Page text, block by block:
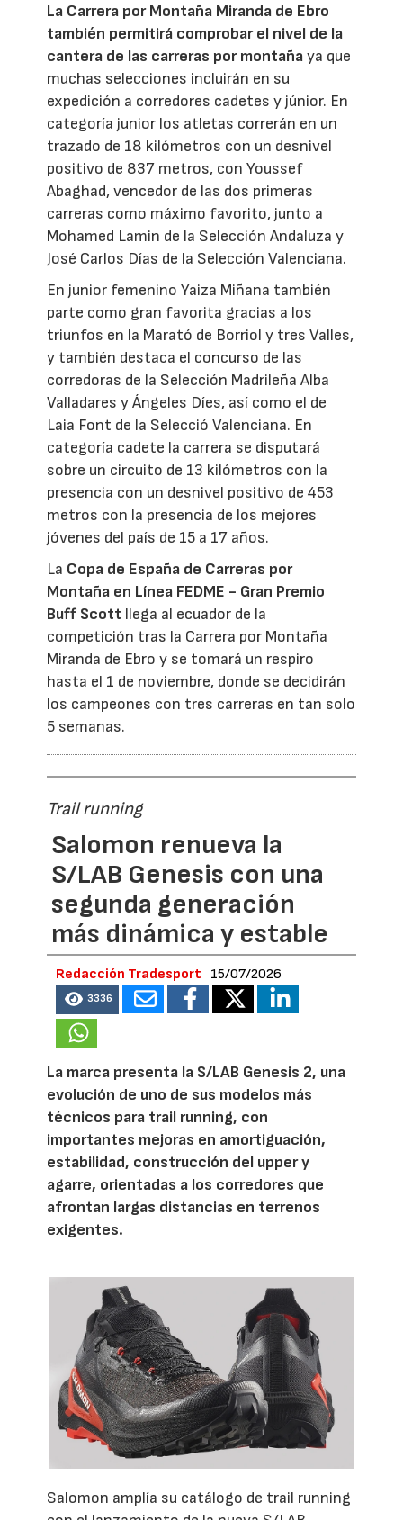
La Carrera por Montaña Miranda de Ebro
también permitirá comprobar el nivel de la
cantera de las carreras por montañaya que
muchas selecciones incluirán en su
expedición a corredores cadetes y júnior. En
categoría junior los atletas correrán en un
trazado de 18 kilómetros con un desnivel
positivo de 837 metros, con Youssef
Abaghad, vencedor de las dos primeras
carreras como máximo favorito, junto a
Mohamed Lamin de la Selección Andaluza y
José Carlos Días de la Selección Valenciana.
En junior femenino Yaiza Miñana también
parte como gran favorita gracias a los
triunfos en la Marató de Borriol y tres Valles,
y también destaca el concurso de las
corredoras de la Selección Madrileña Alba
Valladares y Ángeles Díes, así como el de
Laia Font de la Selecció Valenciana. En
categoría cadete la carrera se disputará
sobre un circuito de 13 kilómetros con la
presencia con un desnivel positivo de 453
metros con la presencia de los mejores
jóvenes del país de 15 a 17 años.
La Copa de España de Carreras por
Montaña en Línea FEDME - Gran Premio
Buff Scott llega al ecuador de la
competición tras la Carrera por Montaña
Miranda de Ebro y se tomará un respiro
hasta el 1 de noviembre, donde se decidirán
los campeones con tres carreras en tan solo
5 semanas.
Trail running
Salomon renueva la
S/LAB Genesis con una
segunda generación
más dinámica y estable
Redacción Tradesport 15/07/2026
3336
La marca presenta la S/LAB Genesis 2, una
evolución de uno de sus modelos más
técnicos para trail running, con
importantes mejoras en amortiguación,
estabilidad, construcción del upper y
agarre, orientadas a los corredores que
afrontan largas distancias en terrenos
exigentes.
Salomon amplía su catálogo de trail running